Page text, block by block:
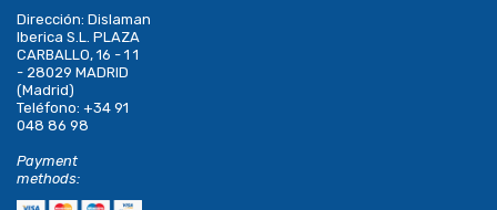
Dirección: Dislaman
Iberica S.L. PLAZA
CARBALLO, 16 - 1 1
- 28029 MADRID
(Madrid)
Teléfono: +34 91
048 86 98
Payment
methods: